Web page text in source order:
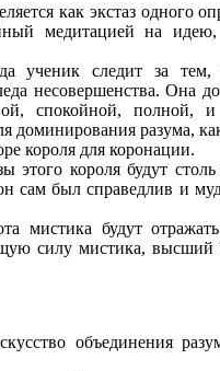
как экстаз одного
медитацией на идею,
ученик следит за
несовершенства. Она
спокойной, полной,
доминирования разума,
короля для коронации.
этого короля будут
сам был справедлив и
мистика будут
силу мистика, высший
объединения